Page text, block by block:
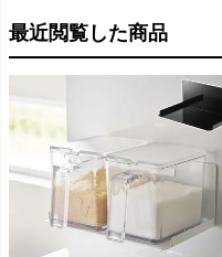
最近閲覧した商品